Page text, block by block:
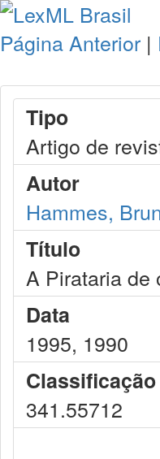
Página Anterior |
Tipo
Artigo de
Autor
Hammes,
Título
A Pirataria de
Data
1995, 1990
341.55712